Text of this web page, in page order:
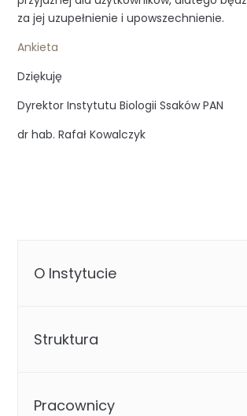
za jej uzupełnienie i upowszechnienie.
Ankieta
Dziękuję
Dyrektor Instytutu Biologii Ssaków PAN
dr hab. Rafał Kowalczyk
O Instytucie
Struktura
Pracownicy